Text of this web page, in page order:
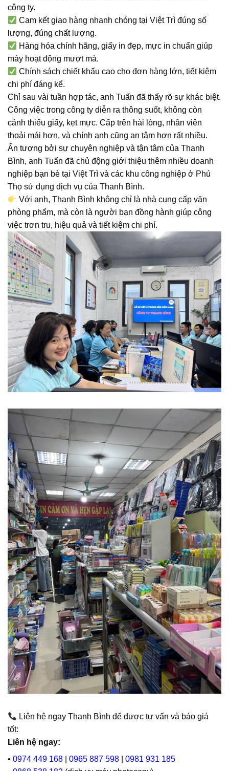
công ty.
Cam kết giao hàng nhanh chóng tại Việt Trì đúng số
lượng, đúng chất lượng.
Hàng hóa chính hãng, giấy in đẹp, mực in chuẩn giúp
máy hoạt động mượt mà.
Chính sách chiết khấu cao cho đơn hàng lớn, tiết kiệm
chi phí đáng kể.
Chỉ sau vài tuần hợp tác, anh Tuấn đã thấy rõ sự khác biệt.
Công việc trong công ty diễn ra thông suốt, không còn
cảnh thiếu giấy, kẹt mực. Cấp trên hài lòng, nhân viên
thoải mái hơn, và chính anh cũng an tâm hơn rất nhiều.
Ấn tượng bởi sự chuyên nghiệp và tận tâm của Thanh
Bình, anh Tuấn đã chủ động giới thiệu thêm nhiều doanh
nghiệp bạn bè tại Việt Trì và các khu công nghiệp ở Phú
Thọ sử dụng dịch vụ của Thanh Bình.
Với anh, Thanh Bình không chỉ là nhà cung cấp văn
phòng phẩm, mà còn là người bạn đồng hành giúp công
việc trơn tru, hiệu quả và tiết kiệm chi phí.
Liên hệ ngay Thanh Bình để được tư vấn và báo giá
tốt:
Liên hệ ngay:
• 0974 449 168 0965 887 598
0981 931 185